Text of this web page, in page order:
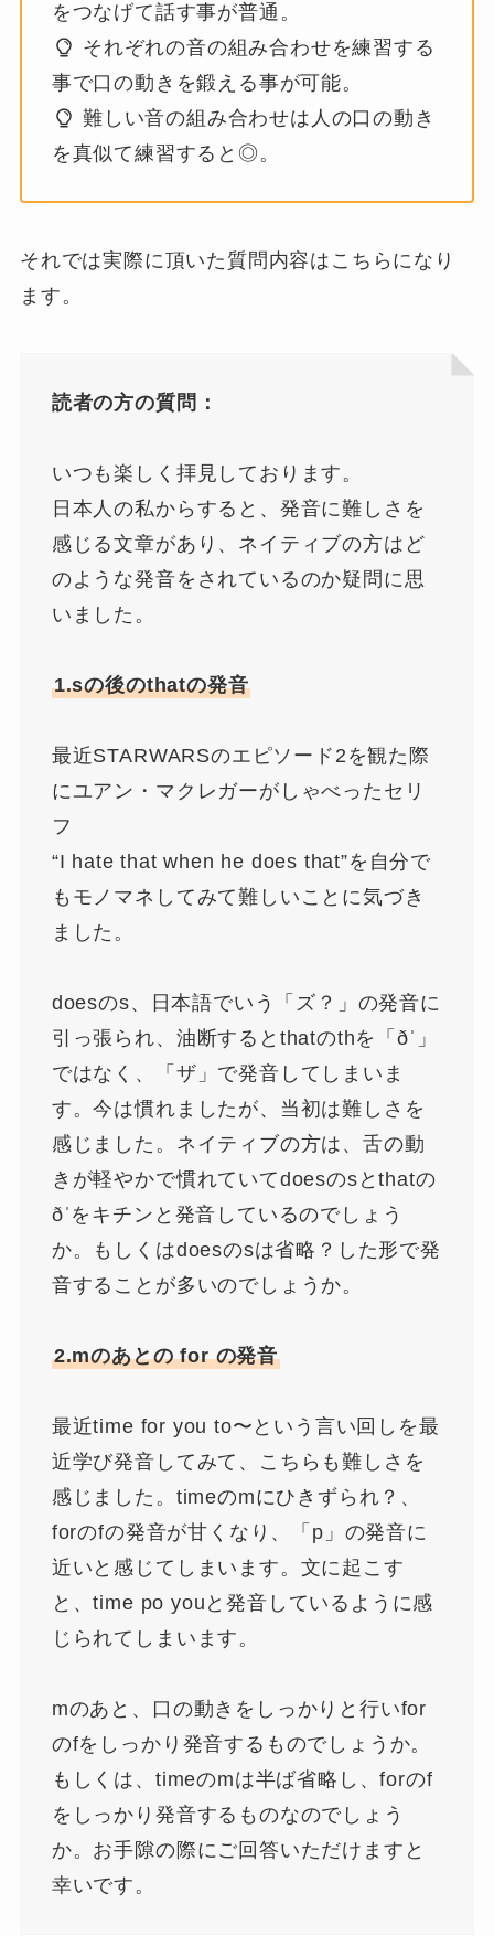
をつなげて話す事が普通。
それぞれの音の組み合わせを練習する
事で口の動きを鍛える事が可能。
難しい音の組み合わせは人の口の動き
を真似て練習すると◎。
それでは実際に頂いた質問内容はこちらになり
ます。
読者の方の質問：
いつも楽しく拝見しております。
日本人の私からすると、発音に難しさを
感じる文章があり、ネイティブの方はど
のような発音をされているのか疑問に思
いました。
1.sの後のthatの発音
最近STARWARSのエピソード2を観た際
にユアン・マクレガーがしゃべったセリ
フ
“I hate that when he does that”を自分で
もモノマネしてみて難しいことに気づき
ました。
doesのs、日本語でいう「ズ？」の発音に
引っ張られ、油断するとthatのthを「ðˈ」
ではなく、「ザ」で発音してしまいま
す。今は慣れましたが、当初は難しさを
感じました。ネイティブの方は、舌の動
きが軽やかで慣れていてdoesのsとthatの
ðˈをキチンと発音しているのでしょう
か。もしくはdoesのsは省略？した形で発
音することが多いのでしょうか。
2.mのあとの for の発音
最近time for you to〜という言い回しを最
近学び発音してみて、こちらも難しさを
感じました。timeのmにひきずられ？、
forのfの発音が甘くなり、「p」の発音に
近いと感じてしまいます。文に起こす
と、time po youと発音しているように感
じられてしまいます。
mのあと、口の動きをしっかりと行いfor
のfをしっかり発音するものでしょうか。
もしくは、timeのmは半ば省略し、forのf
をしっかり発音するものなのでしょう
か。お手隙の際にご回答いただけますと
幸いです。